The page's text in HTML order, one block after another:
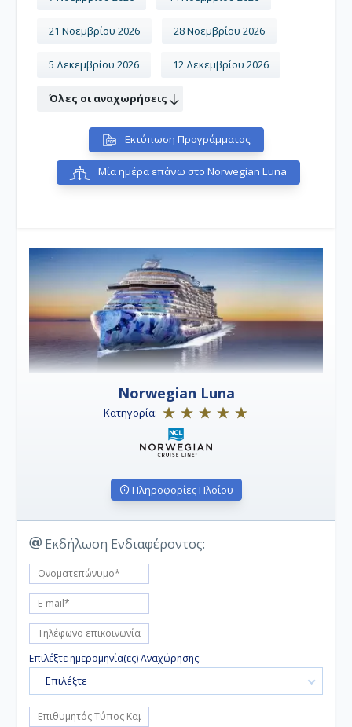
21 Νοεμβρίου 2026 28 Νοεμβρίου 2026
5 Δεκεμβρίου 2026 12 Δεκεμβρίου 2026
Όλες οι αναχωρήσεις
Εκτύπωση Προγράμματος
Μία ημέρα επάνω στο Norwegian Luna
Norwegian Luna
Κατηγορία:
Πληροφορίες Πλοίου
Εκδήλωση Ενδιαφέροντος:
Επιλέξτε ημερομηνία(ες) Αναχώρησης:
Επιλέξτε